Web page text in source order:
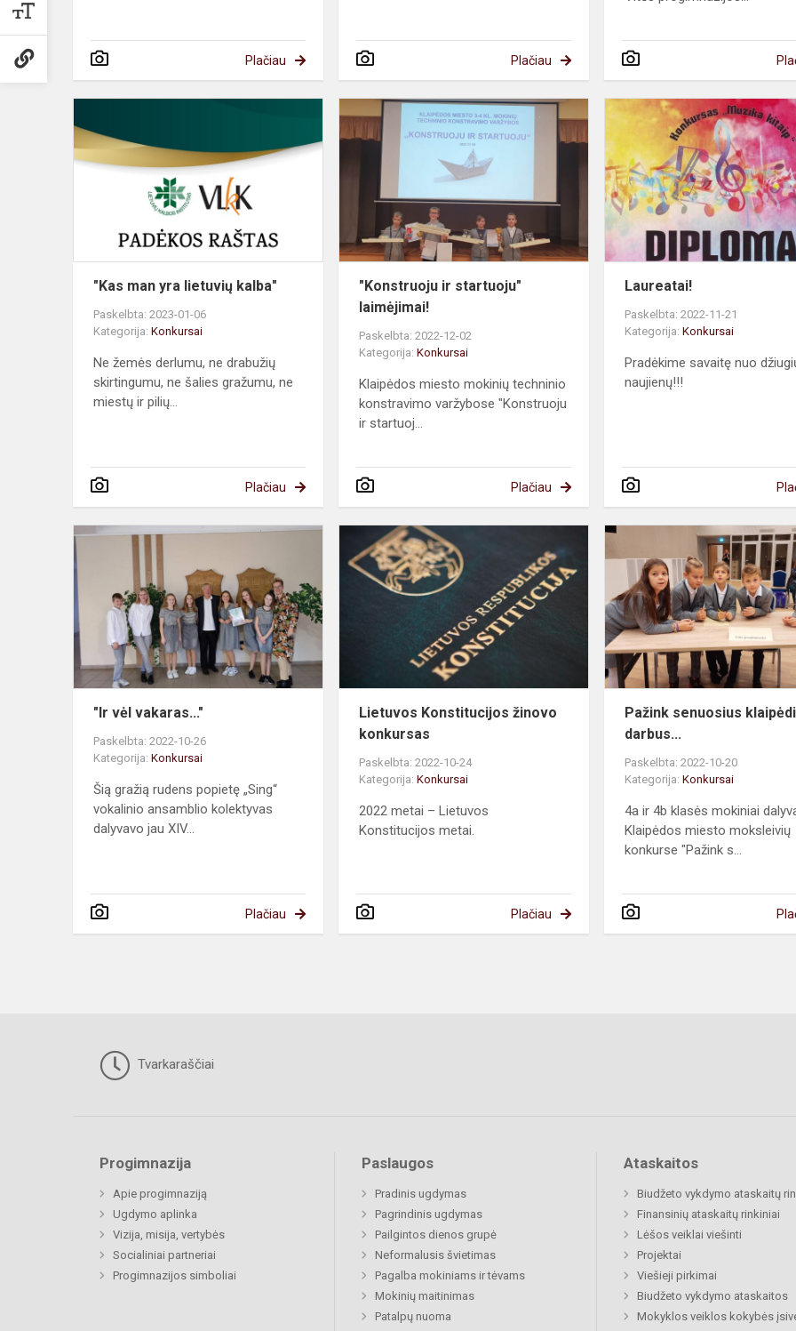
Plačiau Plačiau
yra
"Kas man yra lietuvių kalba"
Paskelbta: 2023-01-06
Kategorija: Konkursai
Ne žemės derlumu, ne drabužių
skirtingumu, ne šalies gražumu, ne
miestų ir pilių...
Plačiau
"Konstruoju
startuoju"
laimėjimai!
"Konstruoju ir startuoju"
laimėjimai!
Paskelbta: 2022-12-02
Kategorija:Konkursai
Klaipėdos miesto mokinių techninio
konstravimo varžybose "Konstruoju
ir startuoj...
Plačiau
Laureatai!
Paskelbta: 2022-11-21
Kategorija:Konkursai
Pradėkime savaitę nuo
naujienų!!!
"Ir
vakaras..."
"Ir vėl vakaras..."
Paskelbta: 2022-10-26
Kategorija: Konkursai
Šią gražią rudens popietę „Sing“
vokalinio ansamblio kolektyvas
dalyvavo jau XIV...
Plačiau
Lietuvos
Konstitucijos
žinovo
konkursas
Lietuvos Konstitucijos žinovo
konkursas
Paskelbta: 2022-10-24
Kategorija:Konkursai
2022 metai – Lietuvos
Konstitucijos metai.
Plačiau
Pažink senuosius
darbus...
Paskelbta: 2022-10-20
Kategorija:Konkursai
4a ir 4b klasės mokiniai
Klaipėdos miesto moksleivių
konkurse "Pažink s...
Tvarkaraščiai
Progimnazija
Apie progimnaziją
Ugdymo aplinka
Vizija, misija, vertybės
Socialiniai partneriai
Progimnazijos simboliai
Paslaugos
Pradinis ugdymas
Pagrindinis ugdymas
Pailgintos dienos grupė
Neformalusis švietimas
Pagalba mokiniams ir tėvams
Mokinių maitinimas
Patalpų nuoma
Ataskaitos
Biudžeto vykdymo ataskaitų
Finansinių ataskaitų rinkiniai
Lėšos veiklai viešinti
Projektai
Viešieji pirkimai
Biudžeto vykdymo ataskaitos
Mokyklos veiklos kokybės